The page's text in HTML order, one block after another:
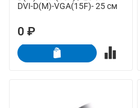
DVI-D(M)-VGA(15F)- 25 см
0 ₽